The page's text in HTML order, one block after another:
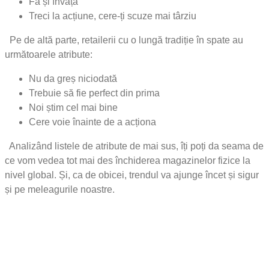
Treci la acțiune, cere-ți scuze mai târziu
Pe de altă parte, retailerii cu o lungă tradiție în spate au
următoarele atribute:
Nu da greș niciodată
Trebuie să fie perfect din prima
Noi știm cel mai bine
Cere voie înainte de a acționa
Analizând listele de atribute de mai sus, îți poți da seama de
ce vom vedea tot mai des închiderea magazinelor fizice la
nivel global. Și, ca de obicei, trendul va ajunge încet și sigur
și pe meleagurile noastre.